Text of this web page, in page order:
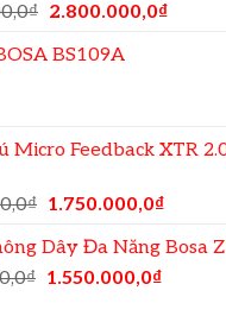
₫ 2.800.000,0₫
BS109A
Micro Feedback XTR
₫ 1.750.000,0₫
Dây Đa Năng Bosa
₫ 1.550.000,0₫